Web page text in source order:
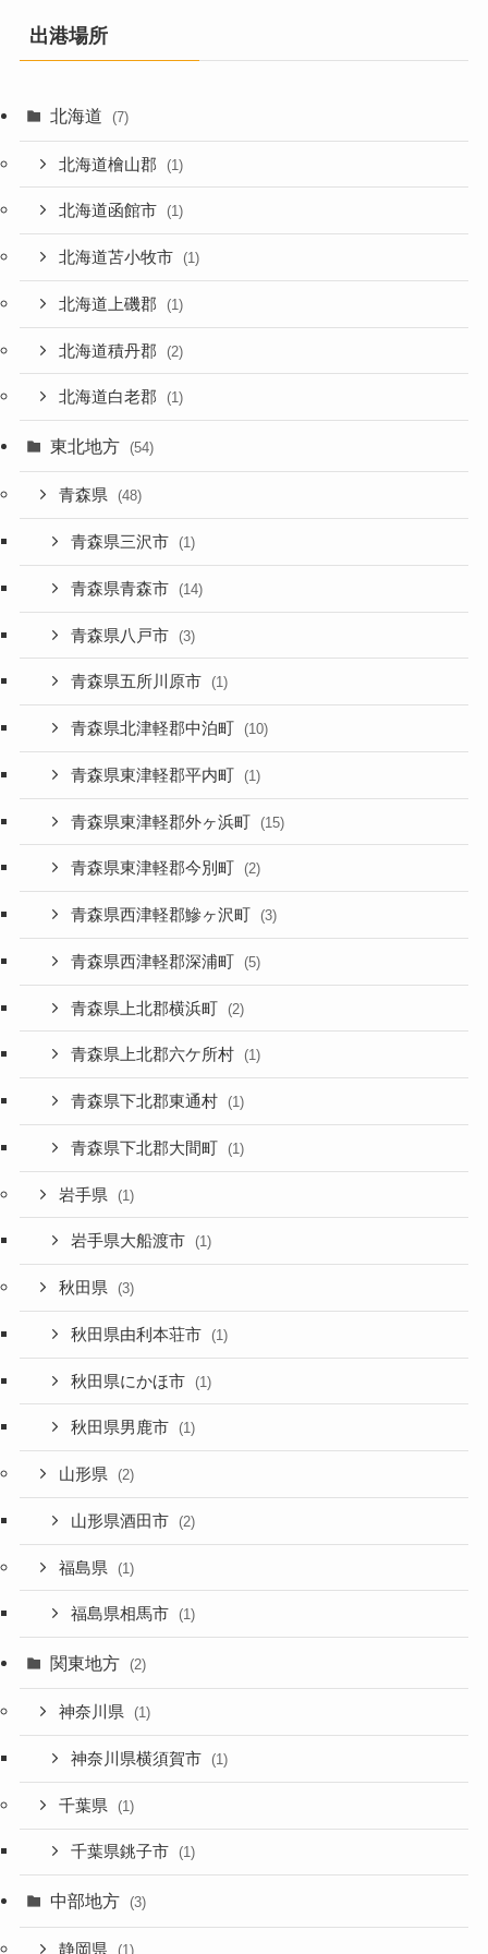
出港場所
北海道 (7)
北海道檜山郡 (1)
北海道函館市 (1)
北海道苫小牧市 (1)
北海道上磯郡 (1)
北海道積丹郡 (2)
北海道白老郡 (1)
東北地方 (54)
青森県 (48)
青森県三沢市 (1)
青森県青森市 (14)
青森県八戸市 (3)
青森県五所川原市 (1)
青森県北津軽郡中泊町 (10)
青森県東津軽郡平内町 (1)
青森県東津軽郡外ヶ浜町 (15)
青森県東津軽郡今別町 (2)
青森県西津軽郡鰺ヶ沢町 (3)
青森県西津軽郡深浦町 (5)
青森県上北郡横浜町 (2)
青森県上北郡六ケ所村 (1)
青森県下北郡東通村 (1)
青森県下北郡大間町 (1)
岩手県 (1)
岩手県大船渡市 (1)
秋田県 (3)
秋田県由利本荘市 (1)
秋田県にかほ市 (1)
秋田県男鹿市 (1)
山形県 (2)
山形県酒田市 (2)
福島県 (1)
福島県相馬市 (1)
関東地方 (2)
神奈川県 (1)
神奈川県横須賀市 (1)
千葉県 (1)
千葉県銚子市 (1)
中部地方 (3)
静岡県 (1)